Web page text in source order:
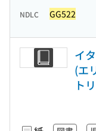
NDLC GG522
イ
(エ
ト